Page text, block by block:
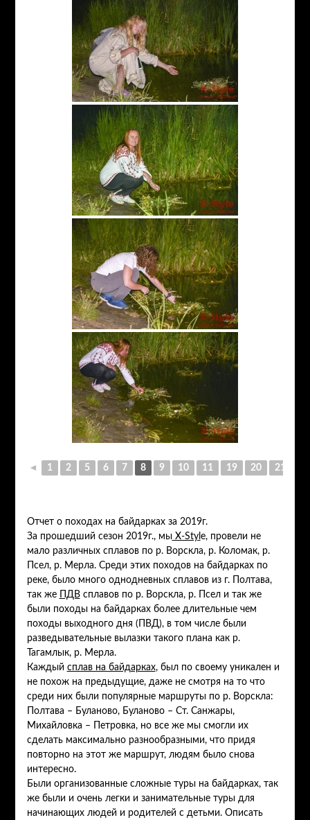
◄ 1 2 5 6 7 8 9 10 11 19 20 21
Отчет о походах на байдарках за 2019г.
За прошедший сезон 2019г., мыX-Styl e, провели не
мало различных сплавов по р. Ворскла, р. Коломак, р.
Псел, р. Мерла. Среди этих походов на байдарках по
реке, было много однодневных сплавов из г. Полтава,
так же
ПДВсплавов по р. Ворскла, р. Псел и так же
были походы на байдарках более длительные чем
походы выходного дня (ПВД), в том числе были
разведывательные вылазки такого плана как р.
Тагамлык, р. Мерла.
Каждый сплав на байдарках, был по своему уникален и
не похож на предыдущие, даже не смотря на то что
среди них были популярные маршруты по р. Ворскла:
Полтава – Буланово, Буланово – Ст. Санжары,
Михайловка – Петровка, но все же мы смогли их
сделать максимально разнообразными, что придя
повторно на этот же маршрут, людям было снова
интересно.
Были организованные сложные туры на байдарках, так
же были и очень легки и занимательные туры для
начинающих людей и родителей с детьми. Описать